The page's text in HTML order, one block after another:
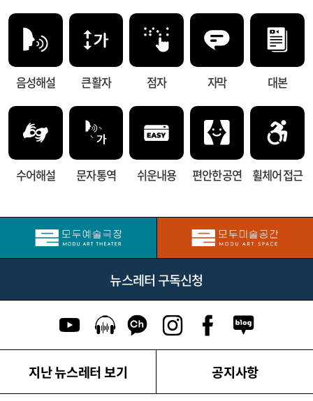
음성해설 큰 활자 점자 자막 대본
수어해설 문자 통역 쉬운내용 편안한 공연 휠체어 접근
뉴스레터 구독신청
지난 뉴스레터 보기
카카오톡 채널 이동
유튜브 이동팟캐스트 이동 네이버블로
페이스북 이동
인스타그램 이동
공지사항